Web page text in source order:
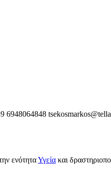
6948064848
ενότηταΥγεία και